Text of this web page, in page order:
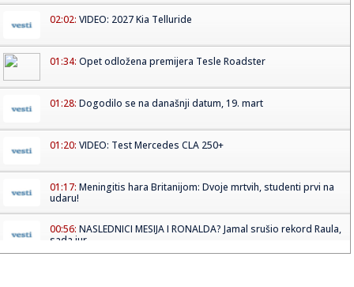
02:02: VIDEO: 2027 Kia Telluride
01:34: Opet odložena premijera Tesle Roadster
01:28: Dogodilo se na današnji datum, 19. mart
01:20: VIDEO: Test Mercedes CLA 250+
01:17: Meningitis hara Britanijom: Dvoje mrtvih, studenti prvi na
udaru!
00:56: NASLEDNICI MESIJA I RONALDA? Jamal srušio rekord Raula,
sada jur...